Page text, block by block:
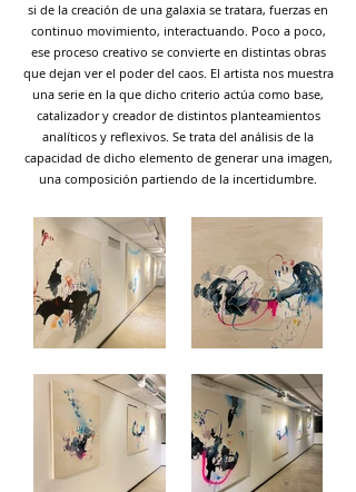
si de la creación de una galaxia se tratara, fuerzas en
continuo movimiento, interactuando. Poco a poco,
ese proceso creativo se convierte en distintas obras
que dejan ver el poder del caos. El artista nos muestra
una serie en la que dicho criterio actúa como base,
catalizador y creador de distintos planteamientos
analíticos y reflexivos. Se trata del análisis de la
capacidad de dicho elemento de generar una imagen,
una composición partiendo de la incertidumbre.